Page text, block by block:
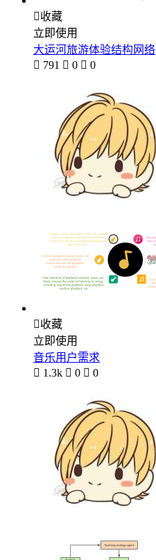
收藏
立即使用
大运河旅游体验结构网络
 791  0  0
收藏
立即使用
音乐用户需求
 1.3k  0  0